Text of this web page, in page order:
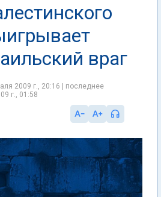
враг
2009 г., 20:16 | последнее
г., 01:58